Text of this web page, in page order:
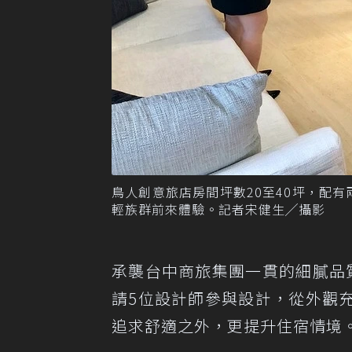
鳥人創意旅店房間坪數20至40坪，配
輕族群前來體驗。記者宋健生╱攝影
承襲台中商旅集團一貫的細膩
請5位設計師參與設計，從外觀
追求舒適之外，更提升住宿情境